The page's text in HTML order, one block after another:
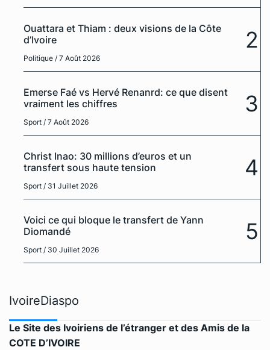
Ouattara et Thiam : deux visions de la Côte
d’Ivoire
Politique / 7 Août 2026
2
Emerse Faé vs Hervé Renanrd: ce que disent
vraiment les chiffres
Sport / 7 Août 2026
3
Christ Inao: 30 millions d’euros et un
transfert sous haute tension
Sport / 31 Juillet 2026
4
Voici ce qui bloque le transfert de Yann
Diomandé
Sport / 30 Juillet 2026
5
IvoireDiaspo
Le Site des Ivoiriens de l’étranger et des Amis de la
COTE D’IVOIRE